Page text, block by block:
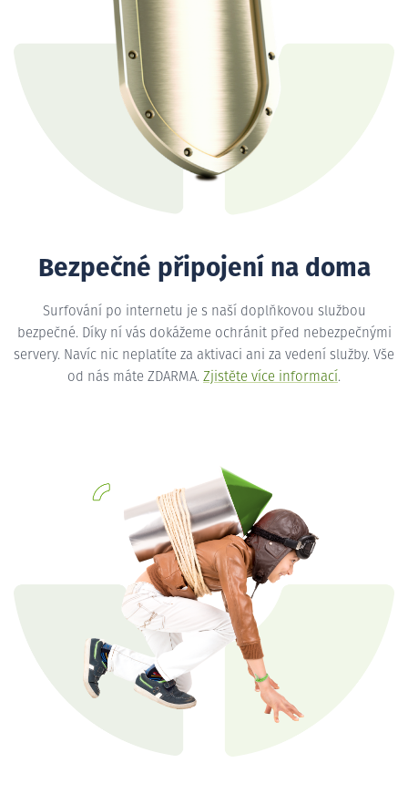
Bezpečné připojení na doma
Surfování po internetu je s naší doplňkovou službou
bezpečné. Díky ní vás dokážeme ochránit před nebezpečnými
servery. Navíc nic neplatíte za aktivaci ani za vedení služby. Vše
od nás máte ZDARMA. Zjistěte více informací.